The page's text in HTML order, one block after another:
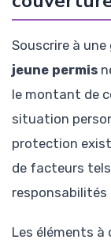
Souscrire à une
jeune permis
le montant de
situation
protection
de facteurs
responsabilités
Les éléments à